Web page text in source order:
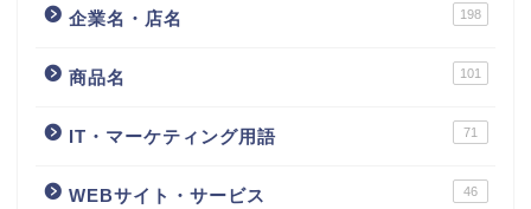
企業名・店名 198
商品名 101
IT・マーケティング用語 71
WEBサイト・サービス 46